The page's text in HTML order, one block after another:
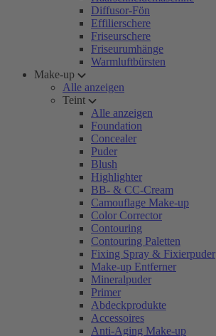
Diffusor-Fön
Effilierschere
Friseurschere
Friseurumhänge
Warmluftbürsten
Make-up
Alle anzeigen
Teint
Alle anzeigen
Foundation
Concealer
Puder
Blush
Highlighter
BB- & CC-Cream
Camouflage Make-up
Color Corrector
Contouring
Contouring Paletten
Fixing Spray & Fixierpuder
Make-up Entferner
Mineralpuder
Primer
Abdeckprodukte
Accessoires
Anti-Aging Make-up